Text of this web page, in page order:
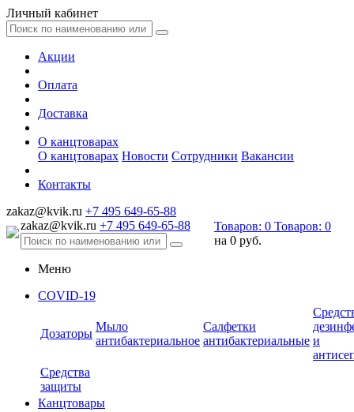
Личный кабинет
Акции
Оплата
Доставка
О канцтоварах
О канцтоварах Новости Сотрудники Вакансии
Контакты
zakaz@kvik.ru +7 495 649-65-88
zakaz@kvik.ru +7 495 649-65-88 Товаров: 0 Товаров: 0
на 0 руб.
Меню
COVID-19
Дозаторы
Мыло
антибактериальное
Салфетки
антибактериальные и
Средства
защиты
Канцтовары